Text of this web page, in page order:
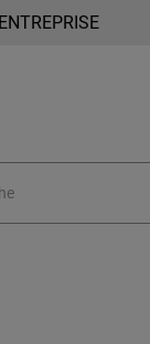
ENTREPRISE